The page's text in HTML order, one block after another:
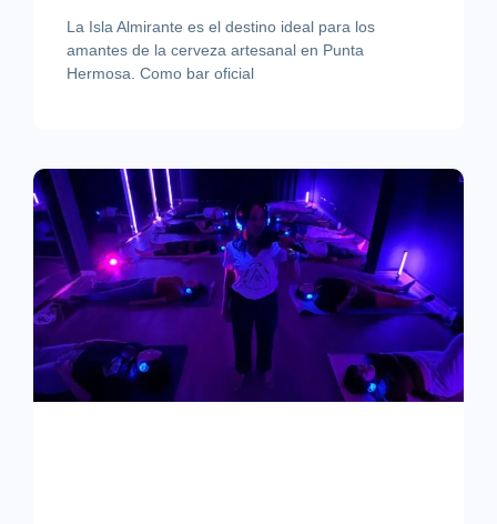
La Isla Almirante es el destino ideal para los
amantes de la cerveza artesanal en Punta
Hermosa. Como bar oficial